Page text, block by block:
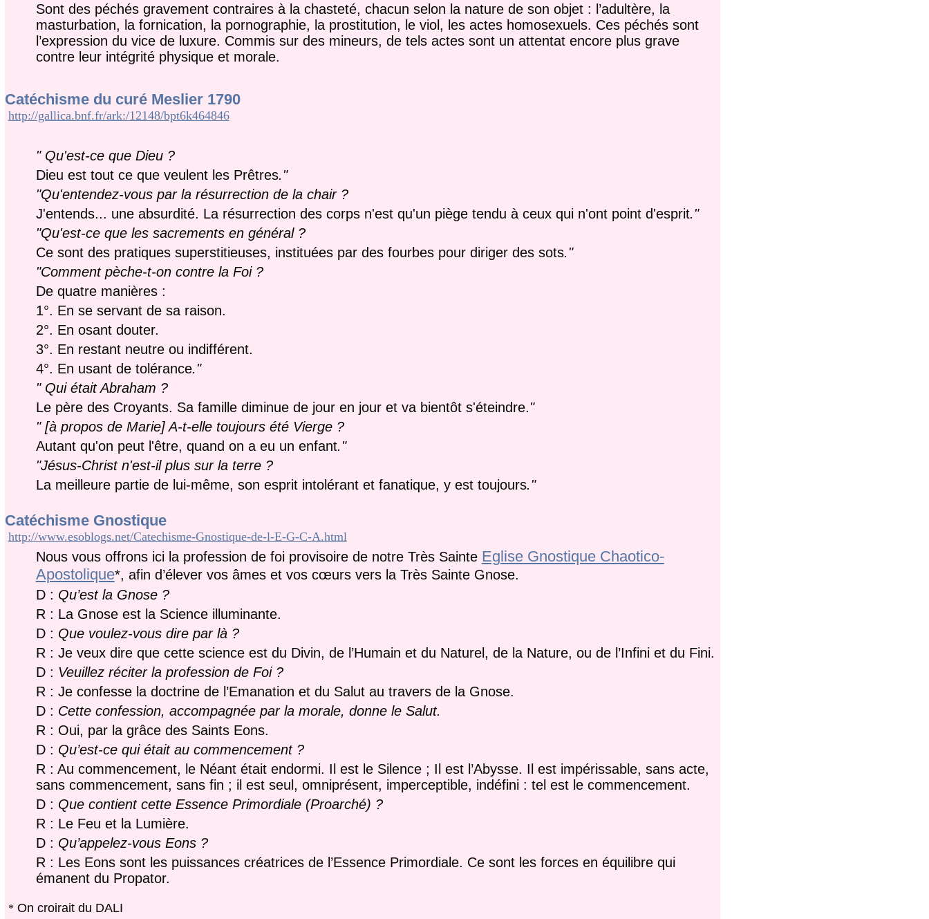
Sont des péchés gravement contraires à la chasteté, chacun selon la nature de son objet : l’adultère, la
masturbation, la fornication, la pornographie, la prostitution, le viol, les actes homosexuels. Ces péchés sont
l’expression du vice de luxure. Commis sur des mineurs, de tels actes sont un attentat encore plus grave
contre leur intégrité physique et morale.
Catéchisme du curé Meslier 1790
http://gallica.bnf.fr/ark:/12148/bpt6k464846
" Qu'est-ce que Dieu ?
Dieu est tout ce que veulent les Prêtres."
"Qu'entendez-vous par la résurrection de la chair ?
J'entends... une absurdité. La résurrection des corps n'est qu'un piège tendu à ceux qui n'ont point d'esprit."
"Qu'est-ce que les sacrements en général ?
Ce sont des pratiques superstitieuses, instituées par des fourbes pour diriger des sots."
"Comment pèche-t-on contre la Foi ?
De quatre manières :
1°. En se servant de sa raison.
2°. En osant douter.
3°. En restant neutre ou indifférent.
4°. En usant de tolérance."
" Qui était Abraham ?
Le père des Croyants. Sa famille diminue de jour en jour et va bientôt s'éteindre."
" [à propos de Marie] A-t-elle toujours été Vierge ?
Autant qu'on peut l'être, quand on a eu un enfant."
"Jésus-Christ n'est-il plus sur la terre ?
La meilleure partie de lui-même, son esprit intolérant et fanatique, y est toujours."
Catéchisme Gnostique
http://www.esoblogs.net/Catechisme-Gnostique-de-l-E-G-C-A.html
Nous vous offrons ici la profession de foi provisoire de notre Très Sainte Eglise Gnostique Chaotico-
Apostolique*, afin d’élever vos âmes et vos cœurs vers la Très Sainte Gnose.
D : Qu’est la Gnose ?
R : La Gnose est la Science illuminante.
D : Que voulez-vous dire par là ?
R : Je veux dire que cette science est du Divin, de l’Humain et du Naturel, de la Nature, ou de l’Infini et du Fini.
D : Veuillez réciter la profession de Foi ?
R : Je confesse la doctrine de l’Emanation et du Salut au travers de la Gnose.
D : Cette confession, accompagnée par la morale, donne le Salut.
R : Oui, par la grâce des Saints Eons.
D : Qu’est-ce qui était au commencement ?
R : Au commencement, le Néant était endormi. Il est le Silence ; Il est l’Abysse. Il est impérissable, sans acte,
sans commencement, sans fin ; il est seul, omniprésent, imperceptible, indéfini : tel est le commencement.
D : Que contient cette Essence Primordiale (Proarché) ?
R : Le Feu et la Lumière.
D : Qu’appelez-vous Eons ?
R : Les Eons sont les puissances créatrices de l’Essence Primordiale. Ce sont les forces en équilibre qui
émanent du Propator.
* On croirait du DALI